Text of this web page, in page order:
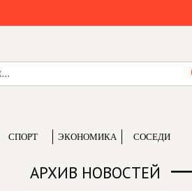
СПОРТ ЭКОНОМИКА СОСЕДИ
АРХИВ НОВОСТЕЙ